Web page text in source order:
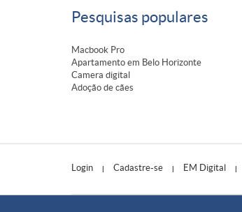
Pesquisas populares
Macbook Pro
Apartamento em Belo Horizonte
Camera digital
Adoção de cães
Login | Cadastre-se | EM Digital |